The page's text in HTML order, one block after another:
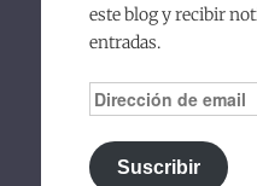
este blog y recibir
entradas.
Dirección
de
email
Suscribir